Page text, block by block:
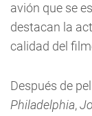
avión que se
destacan la
calidad del
Después de
Philadelphia,